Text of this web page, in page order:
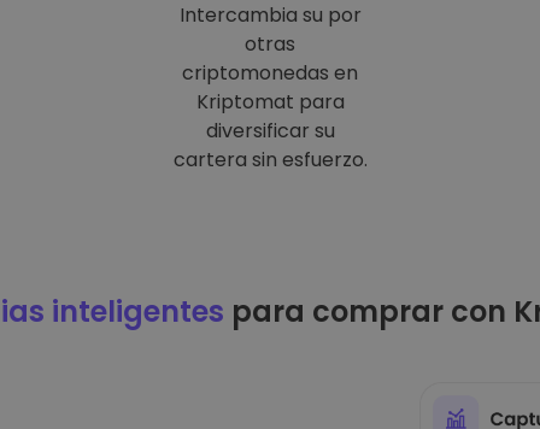
Intercambia su por
otras
criptomonedas en
Kriptomat para
diversificar su
cartera sin esfuerzo.
inteligentes para comprar con